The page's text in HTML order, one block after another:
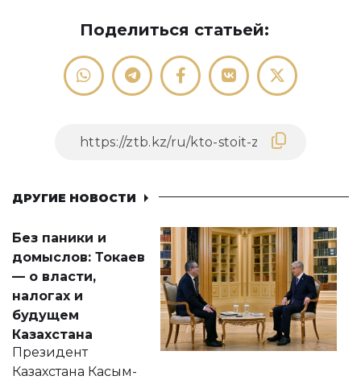
Поделиться статьей:
ДРУГИЕ НОВОСТИ
Без паники и
домыслов: Токаев
— о власти,
налогах и
будущем
Казахстана
Президент
Казахстана Касым-